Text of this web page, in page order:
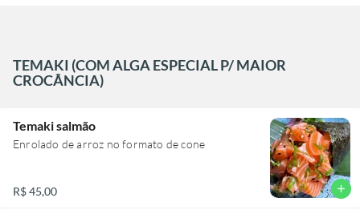
Uma explosão de sabores que irá agradar aos
paladares mais exigentes.
TEMAKI (COM ALGA ESPECIAL P/ MAIOR
CROCÂNCIA)
Temaki salmão
Enrolado de arroz no formato de cone
R$ 45,00 add